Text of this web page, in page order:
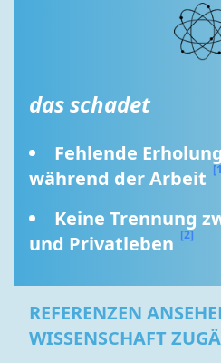
das schadet
Fehlende
während der Arbeit
Keine Trennung
und Privatleben [2]
REFERENZEN
WISSENSCHAFT